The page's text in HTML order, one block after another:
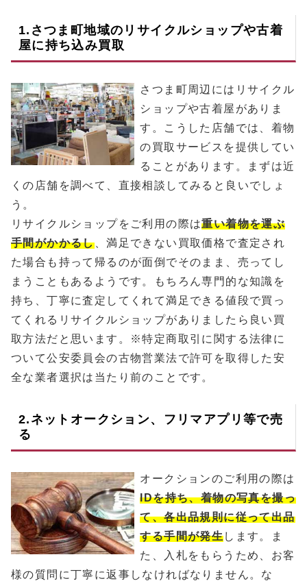
1. さつま町地域のリサイクルショップや古着
屋に持ち込み買取
さつま町周辺にはリサイクル
ショップや古着屋がありま
す。こうした店舗では、着物
の買取サービスを提供してい
ることがあります。まずは近
くの店舗を調べて、直接相談してみると良いでしょ
う。
リサイクルショップをご利用の際は重い着物を運ぶ
手間がかかるし、満足できない買取価格で査定され
た場合も持って帰るのが面倒でそのまま、売ってし
まうこともあるようです。もちろん専門的な知識を
持ち、丁寧に査定してくれて満足できる値段で買っ
てくれるリサイクルショップがありましたら良い買
取方法だと思います。※特定商取引に関する法律に
ついて公安委員会の古物営業法で許可を取得した安
全な業者選択は当たり前のことです。
2.ネットオークション、フリマアプリ等で売
る
オークションのご利用の際は
IDを持ち、着物の写真を撮っ
て、各出品規則に従って出品
する手間が発生します。ま
た、入札をもらうため、お客
様の質問に丁寧に返事しなければなりません。な